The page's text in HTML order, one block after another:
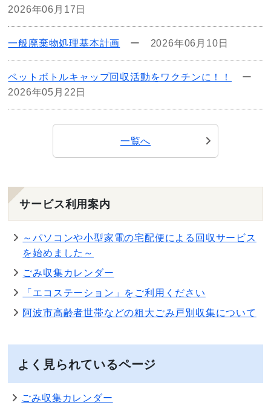
2026年06月17日
一般廃棄物処理基本計画 ー 2026年06月10日
ペットボトルキャップ回収活動をワクチンに！！
ー
2026年05月22日
一覧へ
サービス利用案内
～パソコンや小型家電の宅配便による回収サービス
を始めました～
ごみ収集カレンダー
「エコステーション」をご利用ください
阿波市高齢者世帯などの粗大ごみ戸別収集について
よく見られているページ
ごみ収集カレンダー